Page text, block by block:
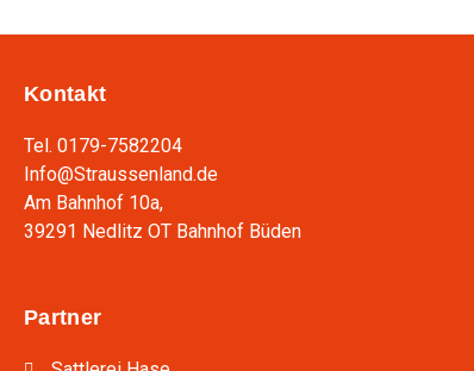
Kontakt
Tel. 0179-7582204
Info@Straussenland.de
Am Bahnhof 10a,
39291 Nedlitz OT Bahnhof Büden
Partner